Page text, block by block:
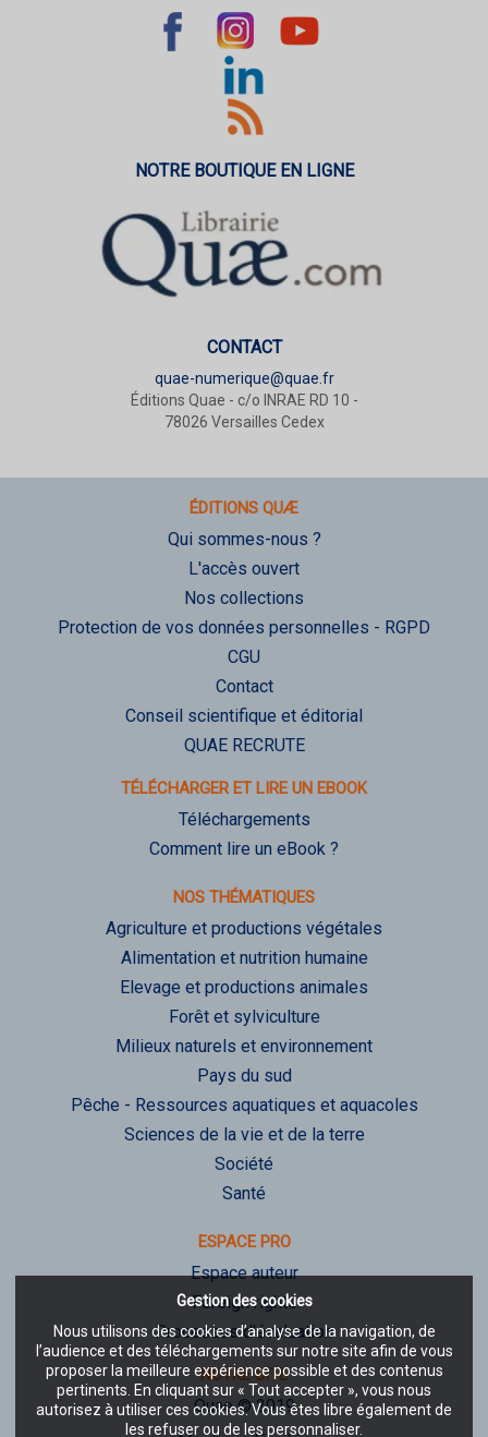
Gestion des cookies
Nous utilisons des cookies d’analyse de la navigation, de
l’audience et des téléchargements sur notre site afin de vous
proposer la meilleure expérience possible et des contenus
pertinents. En cliquant sur « Tout accepter », vous nous
autorisez à utiliser ces cookies. Vous êtes libre également de
les refuser ou de les personnaliser.
NOTRE BOUTIQUE EN LIGNE
CONTACT
quae-numerique@quae.fr
Éditions Quae - c/o INRAE RD 10 -
78026 Versailles Cedex
ÉDITIONS QUÆ
Qui sommes-nous ?
L'accès ouvert
Nos collections
Protection de vos données personnelles - RGPD
CGU
Contact
Conseil scientifique et éditorial
QUAE RECRUTE
TÉLÉCHARGER ET LIRE UN EBOOK
Téléchargements
Comment lire un eBook ?
NOS THÉMATIQUES
Agriculture et productions végétales
Alimentation et nutrition humaine
Elevage et productions animales
Forêt et sylviculture
Milieux naturels et environnement
Pays du sud
Pêche - Ressources aquatiques et aquacoles
Sciences de la vie et de la terre
Société
Santé
ESPACE PRO
Espace auteur
Foreign rights
Processus d'évaluation
NOTRE SITE
Quae © 2019